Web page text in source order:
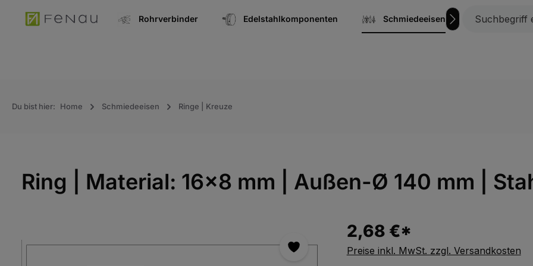
Zur Hauptnavigation springen
Rohrverbinder Edelstahlkomponenten Schmiedeeisen
Du bist hier: Home Schmiedeeisen Ringe | Kreuze
Ring | Material: 16x8 mm | Außen-Ø 140 mm |
2,68 €*
Preise inkl. MwSt. zzgl. Versandkosten